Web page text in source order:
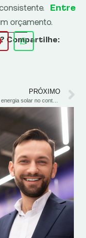
Entre
orçamento.
Compartilhe:
PRÓXIMO
O papel da energia solar no contexto de ESG